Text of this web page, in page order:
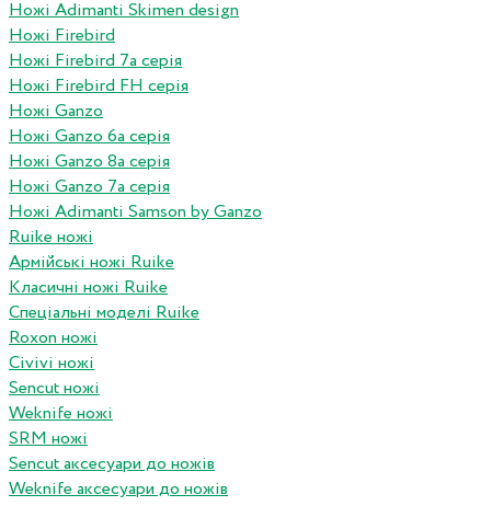
Ножі Adimanti Skimen design
Ножі Firebird
Ножі Firebird 7а серія
Ножі Firebird FH серія
Ножі Ganzo
Ножі Ganzo 6а серія
Ножі Ganzo 8а серія
Ножі Ganzo 7а серія
Ножі Adimanti Samson by Ganzo
Ruike ножі
Армійські ножі Ruike
Класичні ножі Ruike
Спеціальні моделі Ruike
Roxon ножi
Civivi ножі
Sencut ножі
Weknife ножі
SRM ножі
Sencut аксесуари до ножів
Weknife аксесуари до ножів